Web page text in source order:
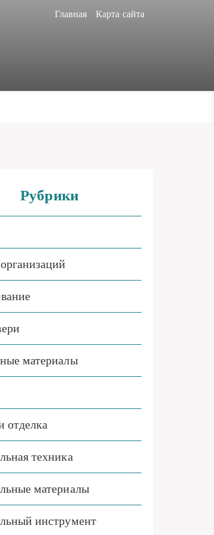
Главная Карта сайта
Рубрики
материалы
отделка
техника
материалы
инструмент